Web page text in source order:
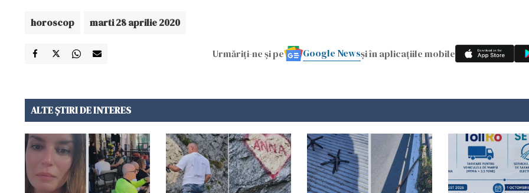
horoscop marti 28 aprilie 2020
Urmăriți-ne și pe Google Newsși în aplicațiile mobile
ALTE ȘTIRI DE INTERES